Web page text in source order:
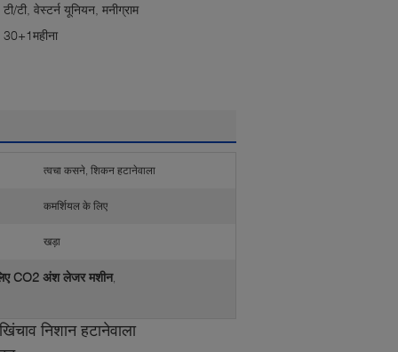
टी/टी, वेस्टर्न यूनियन, मनीग्राम
30+1महीना
त्वचा कसने, शिकन हटानेवाला
कमर्शियल के लिए
खड़ा
CO2 अंश लेजर मशीन,
निशान हटानेवाला